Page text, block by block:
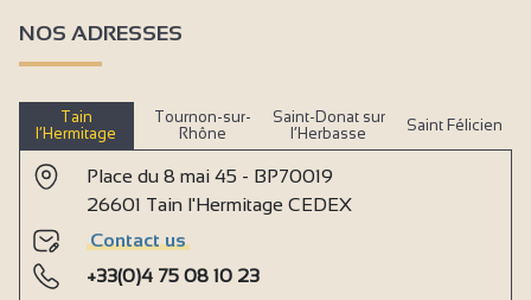
NOS ADRESSES
Tain
l’Hermitage
Tournon-sur-
Rhône
Saint-Donat sur
l’Herbasse
Saint Félicien
Place du 8 mai 45 - BP70019
26601 Tain l'Hermitage CEDEX
Contact us
+33(0)4 75 08 10 23